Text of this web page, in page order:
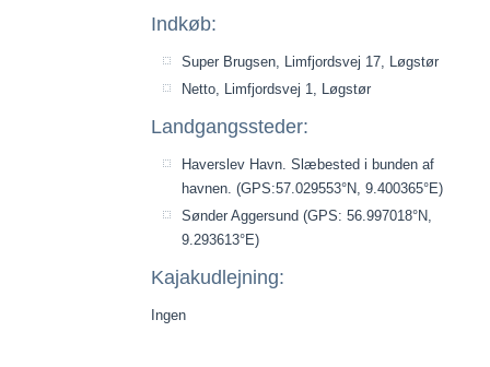
Indkøb:
Super Brugsen, Limfjordsvej 17, Løgstør
Netto, Limfjordsvej 1, Løgstør
Landgangssteder:
Haverslev Havn. Slæbested i bunden af
havnen. (GPS:57.029553°N, 9.400365°E)
Sønder Aggersund (GPS: 56.997018°N,
9.293613°E)
Kajakudlejning:
Ingen